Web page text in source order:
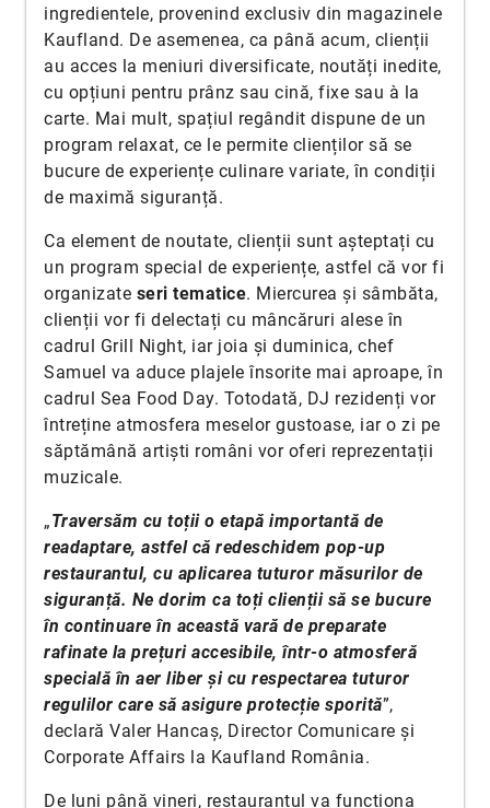
ingredientele, provenind exclusiv din magazinele
Kaufland. De asemenea, ca până acum, clienții
au acces la meniuri diversificate, noutăți inedite,
cu opțiuni pentru prânz sau cină, fixe sau à la
carte. Mai mult, spațiul regândit dispune de un
program relaxat, ce le permite clienților să se
bucure de experiențe culinare variate, în condiții
de maximă siguranță.
Ca element de noutate, clienții sunt așteptați cu
un program special de experiențe, astfel că vor fi
organizate seri tematice. Miercurea și sâmbăta,
clienții vor fi delectați cu mâncăruri alese în
cadrul Grill Night, iar joia și duminica, chef
Samuel va aduce plajele însorite mai aproape, în
cadrul Sea Food Day. Totodată, DJ rezidenți vor
întreține atmosfera meselor gustoase, iar o zi pe
săptămână artiști români vor oferi reprezentații
muzicale.
„Traversăm cu toții o etapă importantă de
readaptare, astfel că redeschidem pop-up
restaurantul, cu aplicarea tuturor măsurilor de
siguranță. Ne dorim ca toți clienții să se bucure
în continuare în această vară de preparate
rafinate la prețuri accesibile, într-o atmosferă
specială în aer liber și cu respectarea tuturor
regulilor care să asigure protecție sporită”,
declară Valer Hancaș, Director Comunicare și
Corporate Affairs la Kaufland România.
De luni până vineri, restaurantul va funcționa